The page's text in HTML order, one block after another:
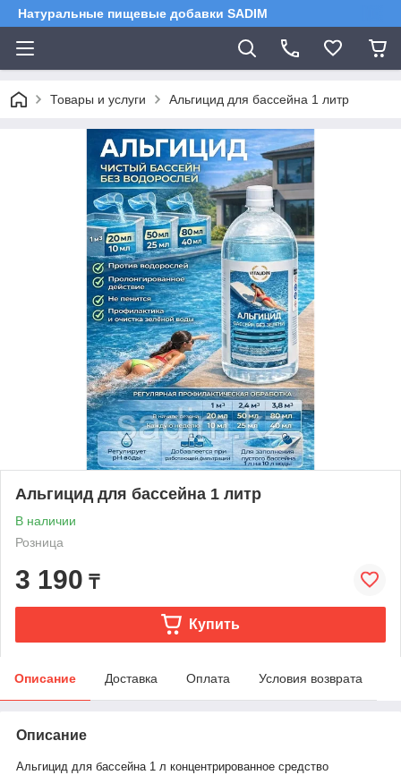
Натуральные пищевые добавки SADIM
Товары и услуги Альгицид для бассейна 1 литр
Альгицид для бассейна 1 литр
В наличии
Розница
3 190 ₸
Купить
Описание Доставка Оплата Условия возврата
Описание
Альгицид для бассейна 1 л концентрированное средство